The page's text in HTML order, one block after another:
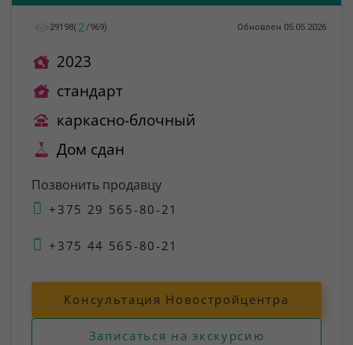
29198( 2 /969) Обновлен 05.05.2026
2023
стандарт
каркасно-блочный
Дом сдан
Позвонить продавцу
+375 29 565-80-21
+375 44 565-80-21
Консультация Новостройцентра
Записаться на экскурсию